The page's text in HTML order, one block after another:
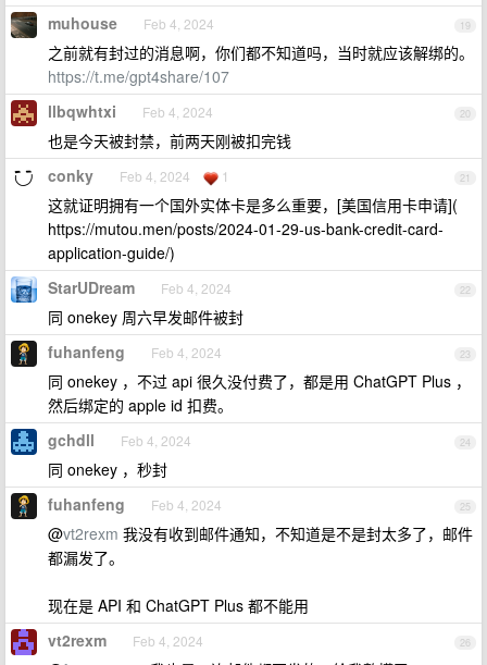
19
muhouse Feb 4, 2024
之前就有封过的消息啊，你们都不知道吗，当时就应该解绑的。
https://t.me/gpt4share/107
20
llbqwhtxi Feb 4, 2024
也是今天被封禁，前两天刚被扣完钱
21
conky Feb 4, 2024 1
这就证明拥有一个国外实体卡是多么重要，[美国信用卡申请](
https://mutou.men/posts/2024-01-29-us-bank-credit-card-
application-guide/)
22
StarUDream Feb 4, 2024
同 onekey 周六早发邮件被封
23
fuhanfeng Feb 4, 2024
同 onekey ，不过 api 很久没付费了，都是用 ChatGPT Plus ，
然后绑定的 apple id 扣费。
24
gchdll Feb 4, 2024
同 onekey ，秒封
25
fuhanfeng Feb 4, 2024
@vt2rexm 我没有收到邮件通知，不知道是不是封太多了，邮件
都漏发了。
现在是 API 和 ChatGPT Plus 都不能用
26
vt2rexm Feb 4, 2024